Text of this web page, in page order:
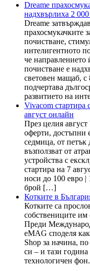
Dreame
надхвърлиха 2
Dreame
прахосмукачките
почистване,
интелигентното
че направлението
почистване е
световен мащаб, с
подчертава
развитието на
Vivacom
август онлайн
През целия
оферти, достъпни
седмица, от петък
възползват от
устройства с
стартира на 7
носи до 100 евро |
брой […]
Котките в
Котките са
собствениците им
Преди
eMAG споделя
Shop за начина,
си – и тази
технологичен